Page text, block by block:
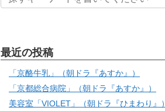
最近の投稿
「京酪牛乳」（朝ドラ『あすか』）
「京都総合病院」（朝ドラ『あすか』）
美容室「VIOLET」（朝ドラ『ひまわり』）